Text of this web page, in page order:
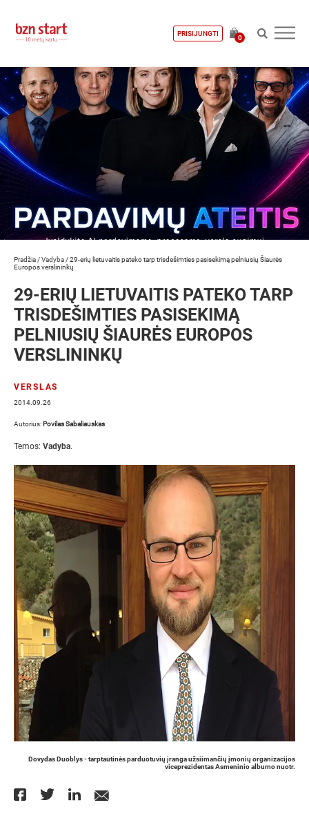
PRISIJUNGTI
0
Pradžia /Vadyba /29-erių lietuvaitis pateko tarp trisdešimties pasisekimą pelniusių Šiaurės
Europos verslininkų
29-ERIŲ LIETUVAITIS PATEKO TARP
TRISDEŠIMTIES PASISEKIMĄ
PELNIUSIŲ ŠIAURĖS EUROPOS
VERSLININKŲ
VERSLAS
2014.09.26
Autorius: Povilas Sabaliauskas
Temos: Vadyba.
Dovydas Duoblys - tarptautinės parduotuvių įranga užsiimančių įmonių organizacijos
viceprezidentas Asmeninio albumo nuotr.